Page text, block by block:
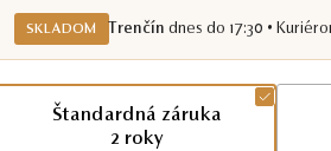
SKLADOM Trenčín dnes do 17:30 •
Štandardná záruka
2 roky